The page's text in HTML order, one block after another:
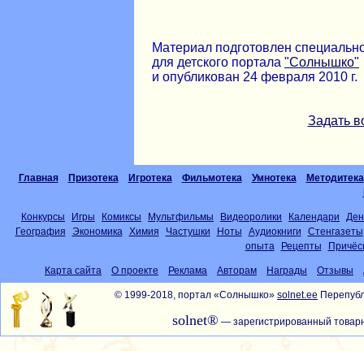
Материал подготовлен
для детского портала "Солнышко"
и опубликован 24 февраля 2010 г.
Задать
Главная Призотека Игротека Фильмотека Умнотека
Методитека
Конкурсы Игры Комиксы Мультфильмы Видеоролики Календари
География
Экономика Химия Частушки Ноты Аудиокниги
Стенгазеты
опыта
Рецепты
Карта сайта О проекте Реклама Авторам Награды Отзывы
© 1999-2018, портал «Солнышко» solnet.ee
solnet® — зарегистрированный